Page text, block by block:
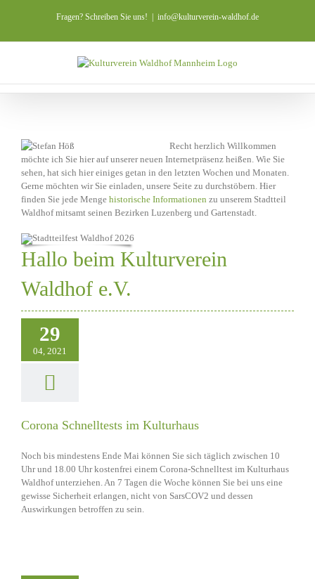
Fragen? Schreiben Sie uns! info@kulturverein-waldhof.de
Recht herzlich Willkommen
möchte ich Sie hier auf unserer neuen Internetpräsenz heißen. Wie Sie
sehen, hat sich hier einiges getan in den letzten Wochen und Monaten.
Gerne möchten wir Sie einladen, unsere Seite zu durchstöbern. Hier
finden Sie jede Menge historische Informationen zu unserem Stadtteil
Waldhof mitsamt seinen Bezirken Luzenberg und Gartenstadt.
Hallo beim Kulturverein
Waldhof e.V.
29
04, 2021
Corona Schnelltests im Kulturhaus
Noch bis mindestens Ende Mai können Sie sich täglich zwischen 10
Uhr und 18.00 Uhr kostenfrei einem Corona-Schnelltest im Kulturhaus
Waldhof unterziehen. An 7 Tagen die Woche können Sie bei uns eine
gewisse Sicherheit erlangen, nicht von SarsCOV2 und dessen
Auswirkungen betroffen zu sein.